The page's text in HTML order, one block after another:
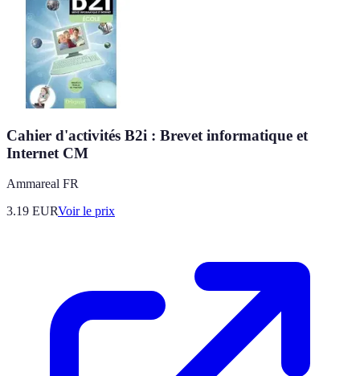
Cahier d'activités B2i : Brevet informatique et
Internet CM
Ammareal FR
3.19 EURVoir le prix